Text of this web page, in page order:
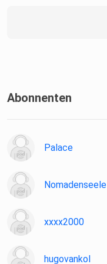
Abonnenten
Palace
Nomadenseele
xxxx2000
hugovankol